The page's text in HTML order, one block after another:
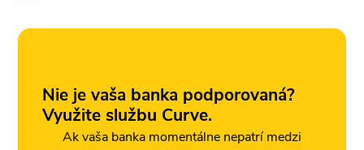
Nie je vaša banka podporovaná?
Využite službu Curve.
Ak vaša banka momentálne nepatrí medzi